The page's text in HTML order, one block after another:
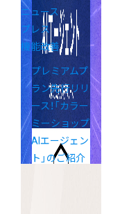
ニュース
プレス
機能改善
プレミアムプ
ラン先行リリ
ース！「カラー
ミーショップ
AIエージェン
ト」のご紹介